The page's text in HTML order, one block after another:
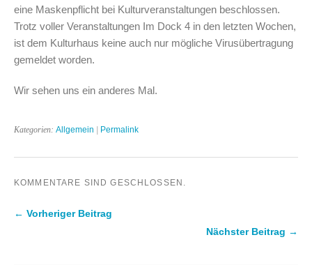
eine Maskenpflicht bei Kulturveranstaltungen beschlossen.
Trotz voller Veranstaltungen Im Dock 4 in den letzten Wochen,
ist dem Kulturhaus keine auch nur mögliche Virusübertragung
gemeldet worden.
Wir sehen uns ein anderes Mal.
Kategorien: Allgemein Permalink
KOMMENTARE SIND GESCHLOSSEN.
← Vorheriger Beitrag
Nächster Beitrag →